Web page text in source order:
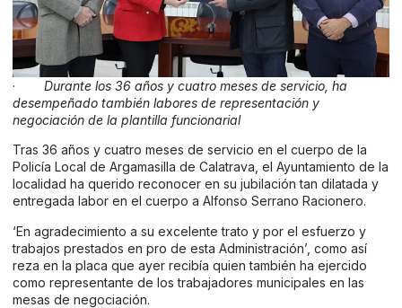
· Durante los 36 años y cuatro meses de servicio, ha
desempeñado también labores de representación y
negociación de la plantilla funcionarial
Tras 36 años y cuatro meses de servicio en el cuerpo de la
Policía Local de Argamasilla de Calatrava, el Ayuntamiento de la
localidad ha querido reconocer en su jubilación tan dilatada y
entregada labor en el cuerpo a Alfonso Serrano Racionero.
‘En agradecimiento a su excelente trato y por el esfuerzo y
trabajos prestados en pro de esta Administración’, como así
reza en la placa que ayer recibía quien también ha ejercido
como representante de los trabajadores municipales en las
mesas de negociación.